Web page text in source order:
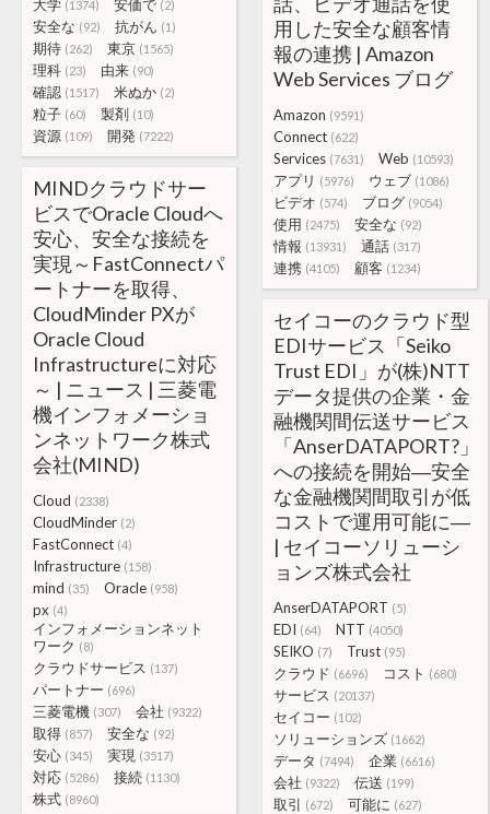
大学 (1374) 安価で (2)
安全な (92) 抗がん (1)
期待 (262) 東京 (1565)
理科 (23) 由来 (90)
確認 (1517) 米ぬか (2)
粒子 (60) 製剤 (10)
資源 (109) 開発 (7222)
用した安全な顧客情
報の連携 | Amazon
Web Services ブログ
Amazon (9591)
Connect (622)
Services (7631) Web (10593)
アプリ (5976) ウェブ (1086)
ビデオ (574) ブログ (9054)
使用 (2475) 安全な (92)
情報 (13931) 通話 (317)
連携 (4105) 顧客 (1234)
MINDクラウドサー
ビスでOracle Cloudへ
安心、安全な接続を
実現～FastConnectパ
ートナーを取得、
CloudMinder PXが
Oracle Cloud
Infrastructureに対応
～ | ニュース | 三菱電
機インフォメーショ
ンネットワーク株式
会社(MIND)
Cloud (2338)
CloudMinder (2)
FastConnect (4)
Infrastructure (158)
mind (35) Oracle (958)
px (4)
インフォメーションネット
ワーク (8)
クラウドサービス (137)
パートナー (696)
三菱電機 (307) 会社 (9322)
取得 (857) 安全な (92)
安心 (345) 実現 (3517)
対応 (5286) 接続 (1130)
株式 (8960)
セイコーのクラウド型
EDIサービス「Seiko
Trust EDI」が(株)NTT
データ提供の企業・金
融機関間伝送サービス
「AnserDATAPORT?」
への接続を開始―安全
な金融機関間取引が低
コストで運用可能に―
| セイコーソリューシ
ョンズ株式会社
AnserDATAPORT (5)
EDI (64) NTT (4050)
SEIKO (7) Trust (95)
クラウド (6696) コスト (680)
サービス (20137)
セイコー (102)
ソリューションズ (1662)
データ (7494) 企業 (6616)
会社 (9322) 伝送 (199)
取引 (672) 可能に (627)